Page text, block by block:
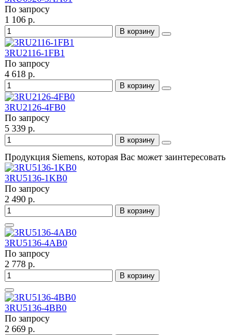
По запросу
1 106 р.
В корзину
3RU2116-1FB1
По запросу
4 618 р.
В корзину
3RU2126-4FB0
По запросу
5 339 р.
В корзину
Продукция Siemens, которая Вас может заинтересовать
3RU5136-1KB0
По запросу
2 490 р.
В корзину
3RU5136-4AB0
По запросу
2 778 р.
В корзину
3RU5136-4BB0
По запросу
2 669 р.